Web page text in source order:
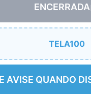
ENCERRADA
TELA100
AVISE QUANDO